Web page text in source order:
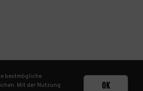
OK
bestmögliche
Mit der Nutzung